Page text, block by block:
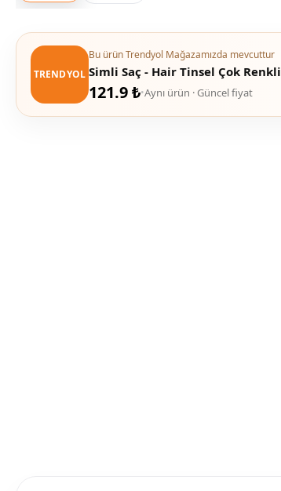
TRENDYOL
Bu ürün Trendyol Mağazamızda mevcuttur
Simli Saç - Hair Tinsel Çok Renkli
121.9 ₺•Aynı ürün · Güncel fiyat